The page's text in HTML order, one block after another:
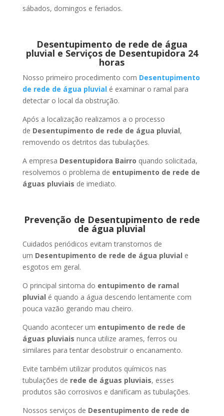
sábados, domingos e feriados.
Desentupimento de rede de água
pluvial e Serviços de Desentupidora 24
horas
Nosso primeiro procedimento com Desentupimento
de rede de água pluvialé examinar o ramal para
detectar o local da obstrução.
Após a localização realizamos a o processo
de Desentupimento de rede de água pluvial,
removendo os detritos das tubulações.
A empresa Desentupidora Bairro quando solicitada,
resolvemos o problema de entupimento de rede de
águas pluviais de imediato.
Prevenção de Desentupimento de rede
de água pluvial
Cuidados periódicos evitam transtornos de
um Desentupimento de rede de água pluvial e
esgotos em geral.
O principal sintoma do entupimento de ramal
pluvial é quando a água descendo lentamente com
pouca vazão gerando mau cheiro.
Quando acontecer um entupimento de rede de
águas pluviais nunca utilize arames, ferros ou
similares para tentar desobstruir o encanamento.
Evite também utilizar produtos químicos nas
tubulações de rede de águas pluviais, esses
produtos são corrosivos e danificam as tubulações.
Nossos serviços de Desentupimento de rede de